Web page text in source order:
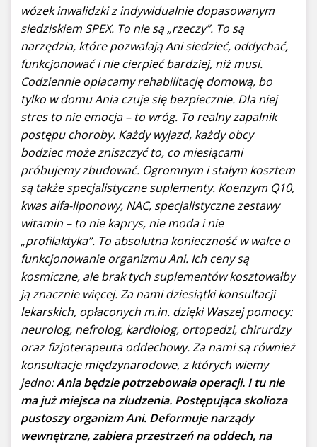
wózek inwalidzki z indywidualnie dopasowanym
siedziskiem SPEX. To nie są „rzeczy”. To są
narzędzia, które pozwalają Ani siedzieć, oddychać,
funkcjonować i nie cierpieć bardziej, niż musi.
Codziennie opłacamy rehabilitację domową, bo
tylko w domu Ania czuje się bezpiecznie. Dla niej
stres to nie emocja – to wróg. To realny zapalnik
postępu choroby. Każdy wyjazd, każdy obcy
bodziec może zniszczyć to, co miesiącami
próbujemy zbudować. Ogromnym i stałym kosztem
są także specjalistyczne suplementy. Koenzym Q10,
kwas alfa-liponowy, NAC, specjalistyczne zestawy
witamin – to nie kaprys, nie moda i nie
„profilaktyka”. To absolutna konieczność w walce o
funkcjonowanie organizmu Ani. Ich ceny są
kosmiczne, ale brak tych suplementów kosztowałby
ją znacznie więcej. Za nami dziesiątki konsultacji
lekarskich, opłaconych m.in. dzięki Waszej pomocy:
neurolog, nefrolog, kardiolog, ortopedzi, chirurdzy
oraz fizjoterapeuta oddechowy. Za nami są również
konsultacje międzynarodowe, z których wiemy
jedno:Ania będzie potrzebowała operacji. I tu nie
ma już miejsca na złudzenia. Postępująca skolioza
pustoszy organizm Ani. Deformuje narządy
wewnętrzne, zabiera przestrzeń na oddech, na